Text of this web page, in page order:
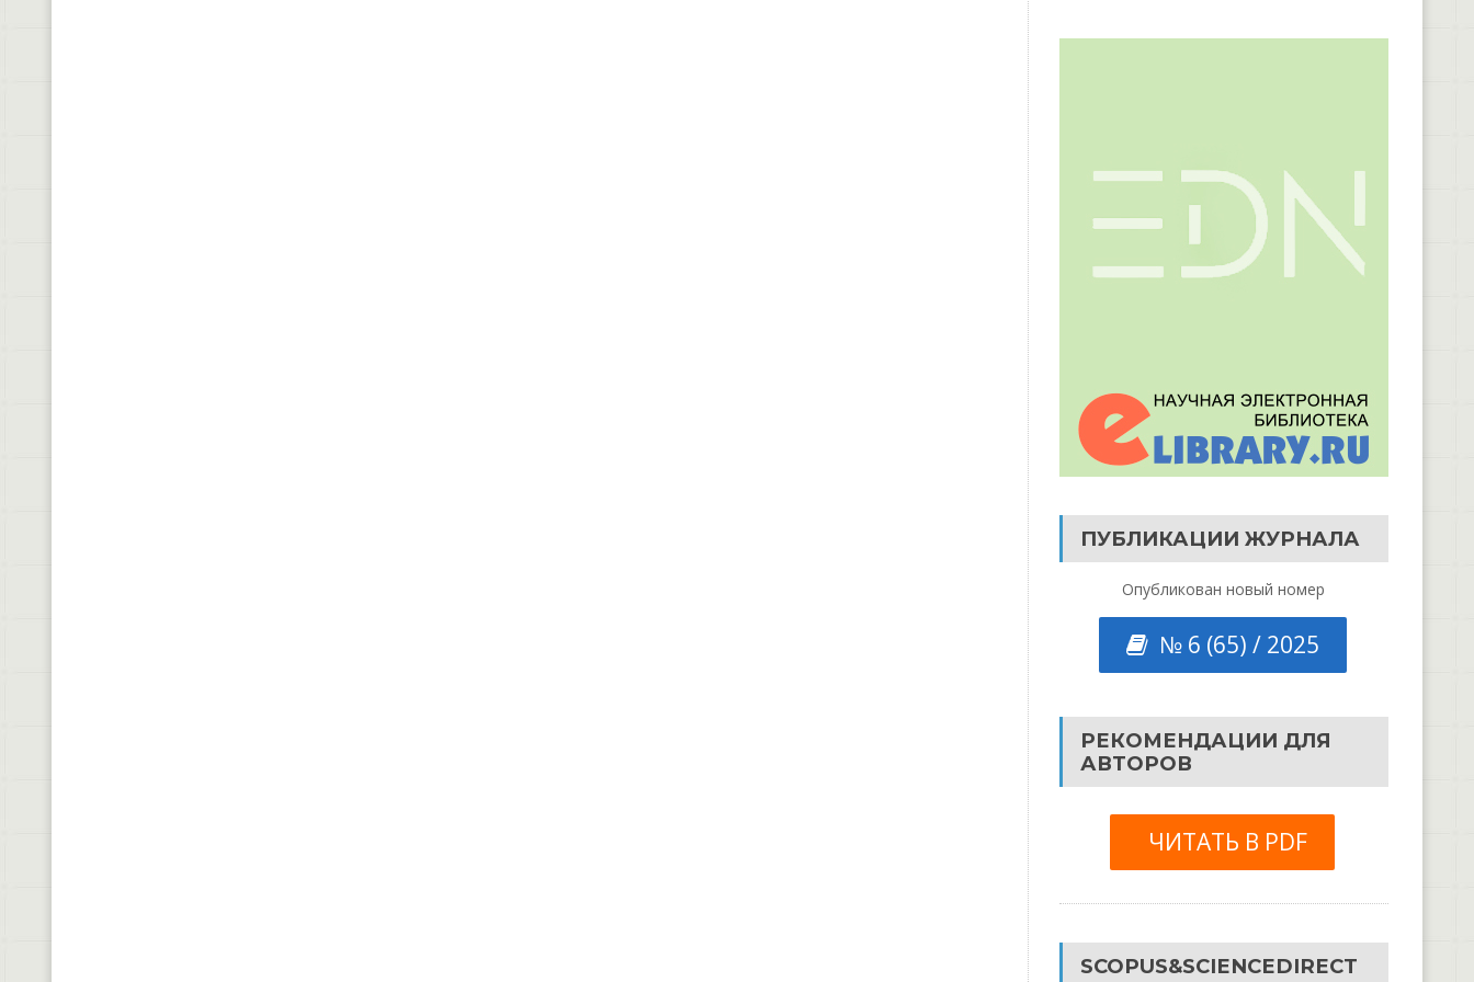
ПУБЛИКАЦИИ ЖУРНАЛА
Опубликован новый номер
№ 6 (65) / 2025
РЕКОМЕНДАЦИИ ДЛЯ
АВТОРОВ
ЧИТАТЬ В PDF
SCOPUS&SCIENCEDIRECT